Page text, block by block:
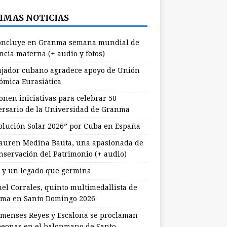
NOTICIAS
en Granma semana mundial de
materna (+ audio y fotos)
cubano agradece apoyo de Unión
Eurasiática
iniciativas para celebrar 50
de la Universidad de Granma
Solar 2026” por Cuba en España
Medina Bauta, una apasionada de
del Patrimonio (+ audio)
y un legado que germina
Corrales, quinto multimedallista de
en Santo Domingo 2026
Reyes y Escalona se proclaman